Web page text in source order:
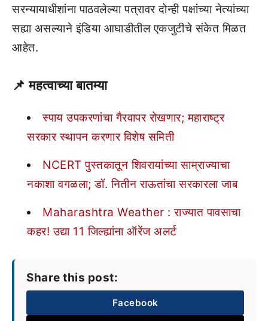
सरन्यायाधीशांना पाठवलेल्या पत्रावर दोन्ही पक्षांच्या नेत्यांच्या
सह्या असल्याने इंडिया आघाडीतील एकजुटीचे संकेत मिळत
आहेत.
📌महत्वाच्या बातम्या
स्पाय उपकरणांचा गैरवापर रोखणार; महाराष्ट्र
सरकार स्थापन करणार विशेष समिती
NCERT पुस्तकातून शिवरायांच्या साम्राज्याचा
नकाशा वगळला; डॉ. नितीन राऊतांचा सरकारला जाब
Maharashtra Weather : राज्यात पावसाचा
कहर! उद्या 11 जिल्ह्यांना ऑरेंज अलर्ट
Share this post:
Facebook